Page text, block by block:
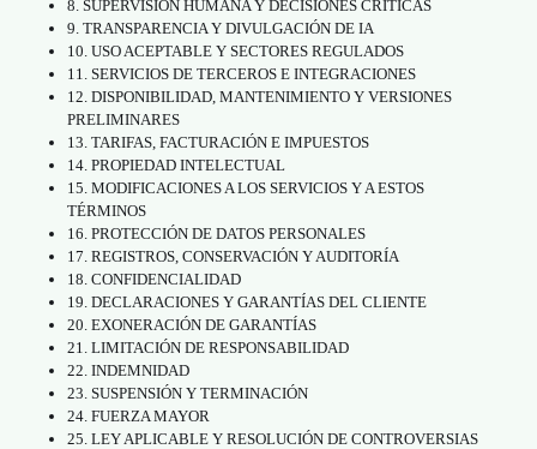
8. SUPERVISIÓN HUMANA Y DECISIONES CRÍTICAS
9. TRANSPARENCIA Y DIVULGACIÓN DE IA
10. USO ACEPTABLE Y SECTORES REGULADOS
11. SERVICIOS DE TERCEROS E INTEGRACIONES
12. DISPONIBILIDAD, MANTENIMIENTO Y VERSIONES
PRELIMINARES
13. TARIFAS, FACTURACIÓN E IMPUESTOS
14. PROPIEDAD INTELECTUAL
15. MODIFICACIONES A LOS SERVICIOS Y A ESTOS
TÉRMINOS
16. PROTECCIÓN DE DATOS PERSONALES
17. REGISTROS, CONSERVACIÓN Y AUDITORÍA
18. CONFIDENCIALIDAD
19. DECLARACIONES Y GARANTÍAS DEL CLIENTE
20. EXONERACIÓN DE GARANTÍAS
21. LIMITACIÓN DE RESPONSABILIDAD
22. INDEMNIDAD
23. SUSPENSIÓN Y TERMINACIÓN
24. FUERZA MAYOR
25. LEY APLICABLE Y RESOLUCIÓN DE CONTROVERSIAS